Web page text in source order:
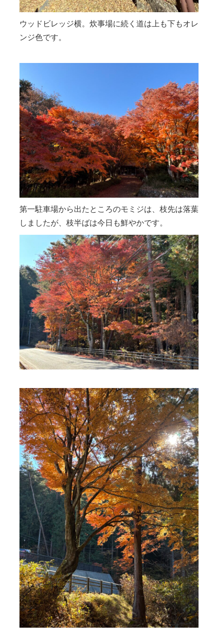
ウッドビレッジ横。炊事場に続く道は上も下もオレ
ンジ色です。
第一駐車場から出たところのモミジは、枝先は落葉
しましたが、枝半ばは今日も鮮やかです。